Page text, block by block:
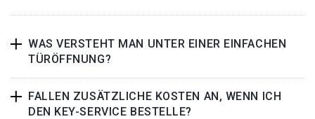
WAS VERSTEHT MAN UNTER EINER EINFACHEN
TÜRÖFFNUNG?
FALLEN ZUSÄTZLICHE KOSTEN AN, WENN ICH
DEN KEY-SERVICE BESTELLE?